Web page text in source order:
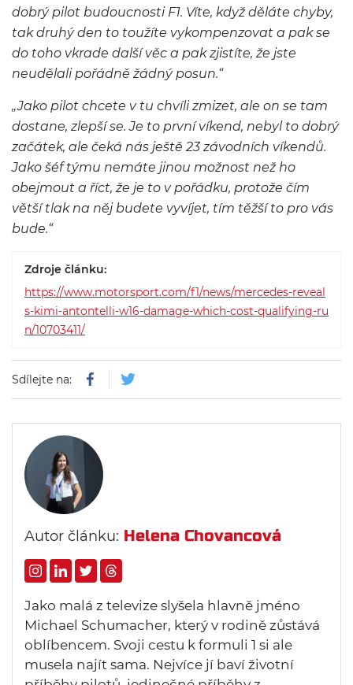
dobrý pilot budoucnosti F1. Víte, když děláte chyby,
tak druhý den to toužíte vykompenzovat a pak se
do toho vkrade další věc a pak zjistíte, že jste
neudělali pořádně žádný posun.“
„Jako pilot chcete v tu chvíli zmizet, ale on se tam
dostane, zlepší se. Je to první víkend, nebyl to dobrý
začátek, ale čeká nás ještě 23 závodních víkendů.
Jako šéf týmu nemáte jinou možnost než ho
obejmout a říct, že je to v pořádku, protože čím
větší tlak na něj budete vyvíjet, tím těžší to pro vás
bude.“
Zdroje článku:
https://www.motorsport.com/f1/news/mercedes-reveal
s-kimi-antontelli-w16-damage-which-cost-qualifying-ru
n/10703411/
Sdílejte na:
Autor článku: Helena Chovancová
Jako malá z televize slyšela hlavně jméno
Michael Schumacher, který v rodině zůstává
oblíbencem. Svoji cestu k formuli 1 si ale
musela najít sama. Nejvíce jí baví životní